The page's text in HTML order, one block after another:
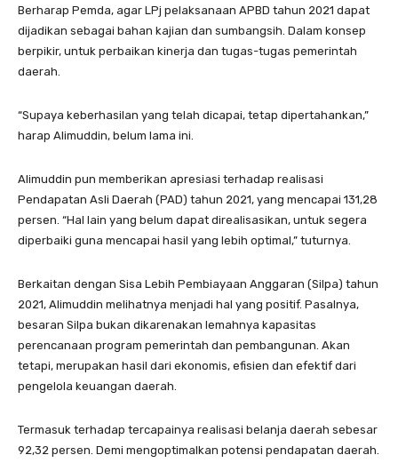
Berharap Pemda, agar LPj pelaksanaan APBD tahun 2021 dapat
dijadikan sebagai bahan kajian dan sumbangsih. Dalam konsep
berpikir, untuk perbaikan kinerja dan tugas-tugas pemerintah
daerah.
“Supaya keberhasilan yang telah dicapai, tetap dipertahankan,”
harap Alimuddin, belum lama ini.
Alimuddin pun memberikan apresiasi terhadap realisasi
Pendapatan Asli Daerah (PAD) tahun 2021, yang mencapai 131,28
persen. “Hal lain yang belum dapat direalisasikan, untuk segera
diperbaiki guna mencapai hasil yang lebih optimal,” tuturnya.
Berkaitan dengan Sisa Lebih Pembiayaan Anggaran (Silpa) tahun
2021, Alimuddin melihatnya menjadi hal yang positif. Pasalnya,
besaran Silpa bukan dikarenakan lemahnya kapasitas
perencanaan program pemerintah dan pembangunan. Akan
tetapi, merupakan hasil dari ekonomis, efisien dan efektif dari
pengelola keuangan daerah.
Termasuk terhadap tercapainya realisasi belanja daerah sebesar
92,32 persen. Demi mengoptimalkan potensi pendapatan daerah.